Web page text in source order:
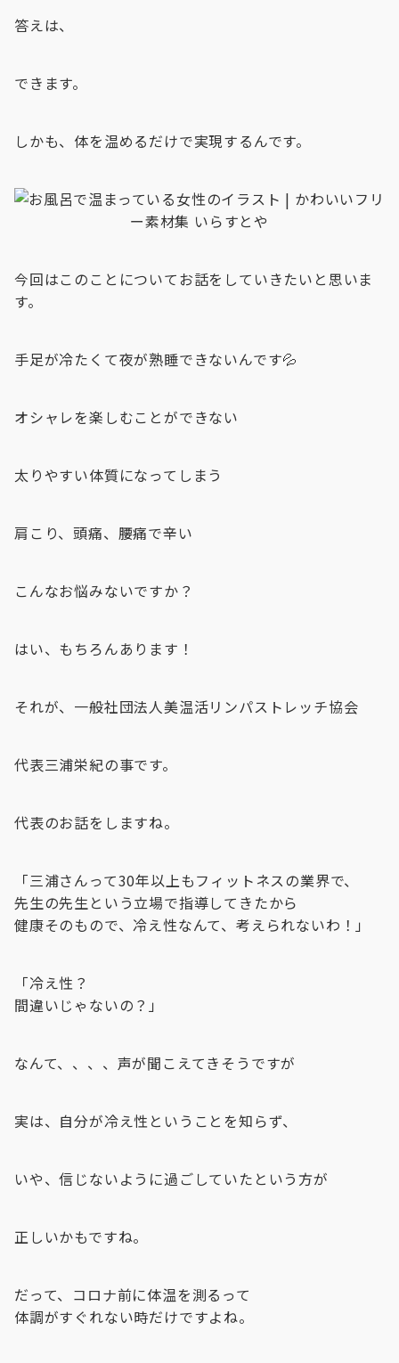
答えは、
できます。
しかも、体を温めるだけで実現するんです。
今回はこのことについてお話をしていきたいと思いま
す。
手足が冷たくて夜が熟睡できないんです💦
オシャレを楽しむことができない
太りやすい体質になってしまう
肩こり、頭痛、腰痛で辛い
こんなお悩みないですか？
はい、もちろんあります！
それが、一般社団法人美温活リンパストレッチ協会
代表三浦栄紀の事です。
代表のお話をしますね。
「三浦さんって30年以上もフィットネスの業界で、
先生の先生という立場で指導してきたから
健康そのもので、冷え性なんて、考えられないわ！」
「冷え性？
間違いじゃないの？」
なんて、、、、声が聞こえてきそうですが
実は、自分が冷え性ということを知らず、
いや、信じないように過ごしていたという方が
正しいかもですね。
だって、コロナ前に体温を測るって
体調がすぐれない時だけですよね。